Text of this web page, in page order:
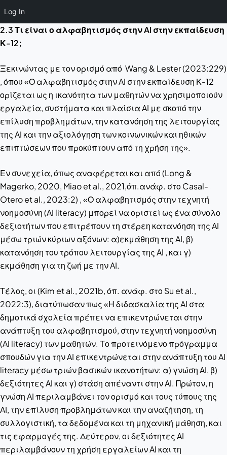
Log In
2.3 Τι είναι ο αλφαβητισμός στην AI στην εκπαίδευση
Κ-12;
Ξεκινώντας με τον ορισμό από Wang & Lester (2023:229)
, όπου «Ο αλφαβητισμός στην AI στην εκπαίδευση Κ-12
ορίζεται ως η ικανότητα των μαθητών να χρησιμοποιούν
εργαλεία, συστήματα και πλαίσια AI με σκοπό την
επίλυση προβλημάτων, την κατανόηση της λειτουργίας
της AI και την αξιολόγηση των κοινωνικών και ηθικών
επιπτώσεων που προκύπτουν από τη χρήση της».
Εν συνεχεία, όπως αναφέρεται και από (Long &
Magerko, 2020, Miao et al., 2021,όπ.ανάφ. στο Casal-
Otero et al., 2023:2) , «Ο αλφαβητισμός στην τεχνητή
νοημοσύνη (AI literacy) μπορεί να οριστεί ως ένα σύνολο
δεξιοτήτων που επιτρέπουν τη στέρεη κατανόηση της AI
μέσω τριών κύριων αξόνων: α)εκμάθηση της AI, β)
κατανόηση του τρόπου λειτουργίας της AI , και γ)
εκμάθηση για τη ζωή με την AI.
Τέλος, οι (Kim et al., 2021b, όπ. ανάφ. στο Su et al.,
2022:3), διατύπωσαν πως «Η διδασκαλία της AI στα
δημοτικά σχολεία πρέπει να επικεντρώνεται στην
ανάπτυξη του αλφαβητισμού, στην τεχνητή νοημοσύνη
(AI literacy) των μαθητών. Το προτεινόμενο πρόγραμμα
σπουδών για την AI επικεντρώνεται στην ανάπτυξη του AI
literacy μέσω τριών βασικών ικανοτήτων: α) γνώση AI, β)
δεξιότητες AI και γ) στάση απέναντι στην AI. Πρώτον, η
γνώση AI περιλαμβάνει τον ορισμό και τους τύπους της
AI, την επίλυση προβλημάτων και την αναζήτηση, τη
συλλογιστική, τα δεδομένα και τη μηχανική μάθηση, και
τις εφαρμογές της. Δεύτερον, οι δεξιότητες AI
περιλαμβάνουν τη χρήση εργαλείων AI και τη